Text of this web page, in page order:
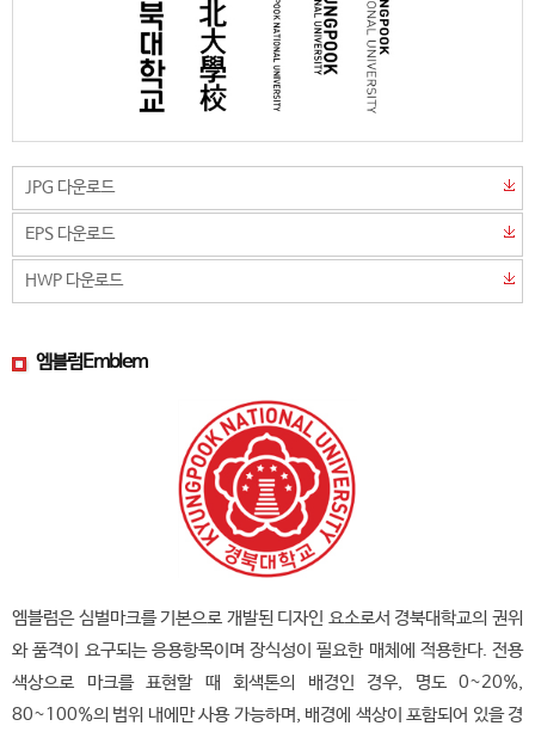
JPG 다운로드
EPS 다운로드
HWP 다운로드
엠블럼Emblem
엠블럼은 심벌마크를 기본으로 개발된 디자인 요소로서 경북대학교의 권위
와 품격이 요구되는 응용항목이며 장식성이 필요한 매체에 적용한다. 전용
색상으로 마크를 표현할 때 회색톤의 배경인 경우, 명도 0~20%,
80~100%의 범위 내에만 사용 가능하며, 배경에 색상이 포함되어 있을 경